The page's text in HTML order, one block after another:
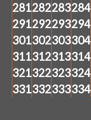
281282283284
291292293294
301302303304
311312313314
321322323324
331332333334